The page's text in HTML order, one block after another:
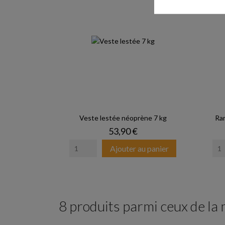
Veste lestée néoprène 7 kg
Prix
53,90 €
Ajouter au panier
8 produits parmi ceux de la